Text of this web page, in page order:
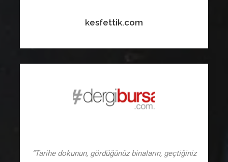
kesfettik.com
“Tarihe dokunun, gördüğünüz binaların, geçtiğiniz